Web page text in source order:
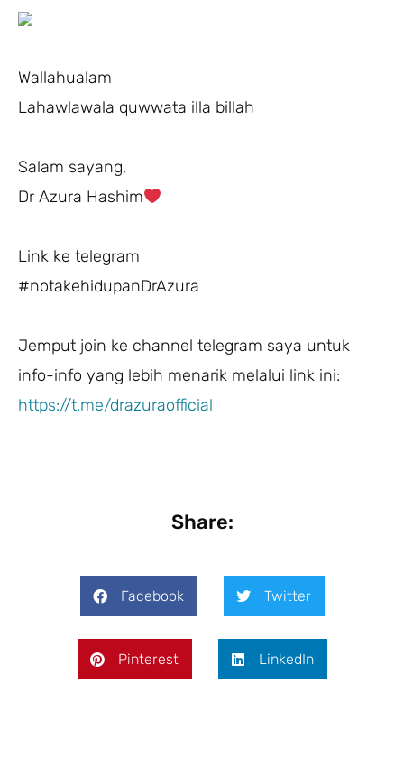
Wallahualam
Lahawlawala quwwata illa billah
Salam sayang,
Dr Azura Hashim
Link ke telegram
#notakehidupanDrAzura
Jemput join ke channel telegram saya untuk
info-info yang lebih menarik melalui link ini:
https://t.me/drazuraofficial
Share:
Facebook Twitter
Pinterest LinkedIn